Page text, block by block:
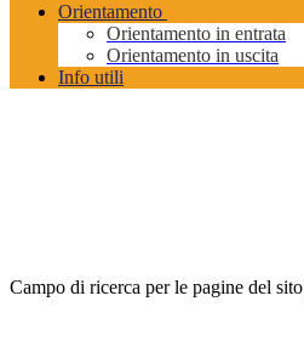
Orientamento
Orientamento in entrata
Orientamento in uscita
Info utili
Campo di ricerca per le pagine del sito